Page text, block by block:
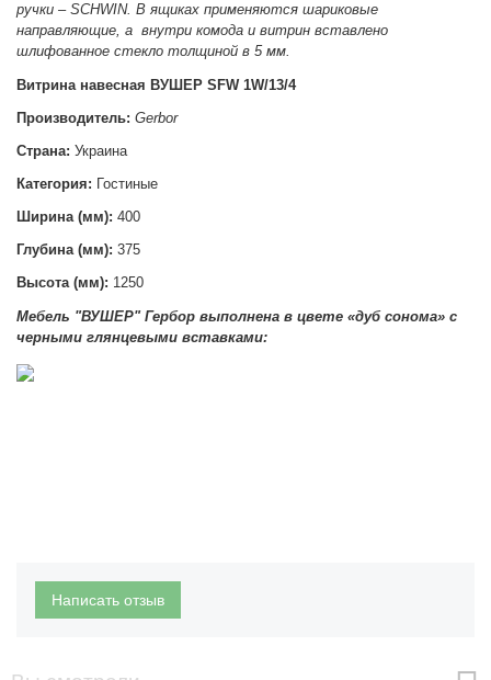
ручки – SCHWIN. В ящиках применяются шариковые
направляющие, а внутри комода и витрин вставлено
шлифованное стекло толщиной в 5 мм.
Витрина навесная ВУШЕР SFW 1W/13/4
Производитель: Gerbor
Страна: Украина
Категория: Гостиные
Ширина (мм): 400
Глубина (мм): 375
Высота (мм): 1250
Мебель "ВУШЕР" Гербор выполнена в цвете «дуб сонома» с
черными глянцевыми вставками:
Написать отзыв